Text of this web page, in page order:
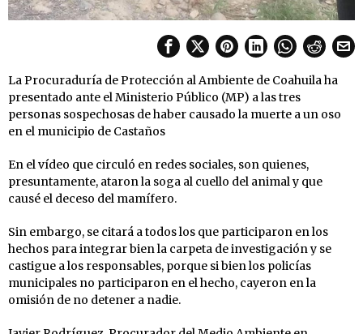
La Procuraduría de Protección al Ambiente de Coahuila ha
presentado ante el Ministerio Público (MP) a las tres
personas sospechosas de haber causado la muerte a un oso
en el municipio de Castaños
En el vídeo que circuló en redes sociales, son quienes,
presuntamente, ataron la soga al cuello del animal y que
causé el deceso del mamífero.
Sin embargo, se citará a todos los que participaron en los
hechos para integrar bien la carpeta de investigación y se
castigue a los responsables, porque si bien los policías
municipales no participaron en el hecho, cayeron en la
omisión de no detener a nadie.